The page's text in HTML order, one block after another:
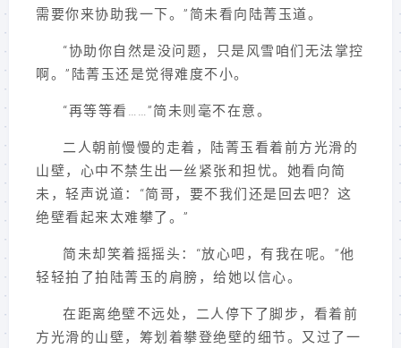
需要你来协助我一下。”简未看向陆菁玉道。
“协助你自然是没问题，只是风雪咱们无法掌控
啊。”陆菁玉还是觉得难度不小。
“再等等看……”简未则毫不在意。
二人朝前慢慢的走着，陆菁玉看着前方光滑的
山壁，心中不禁生出一丝紧张和担忧。她看向简
未，轻声说道：“简哥，要不我们还是回去吧？这
绝壁看起来太难攀了。”
简未却笑着摇摇头：“放心吧，有我在呢。”他
轻轻拍了拍陆菁玉的肩膀，给她以信心。
在距离绝壁不远处，二人停下了脚步，看着前
方光滑的山壁，筹划着攀登绝壁的细节。又过了一